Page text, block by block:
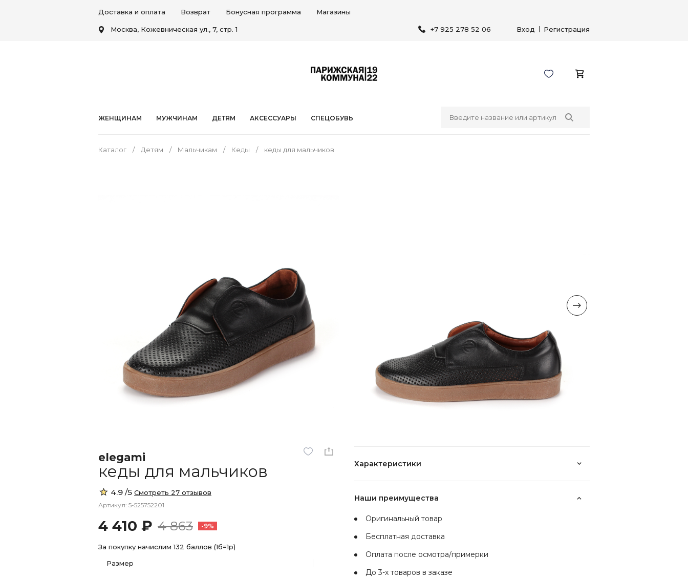
Доставка и оплата Возврат Бонусная программа Магазины
Москва, Кожевническая ул., 7, стр. 1 +7 925 278 52 06 Вход Регистрация
ЖЕНЩИНАМ МУЖЧИНАМ ДЕТЯМ АКСЕССУАРЫ СПЕЦОБУВЬ
Каталог Детям Мальчикам Кеды кеды для мальчиков
elegami
кеды для мальчиков
4.9 /5 Смотреть 27 отзывов
Артикул: 5-525752201
4 410 ₽ 4 863 -9%
За покупку начислим 132 баллов (1б=1р)
Размер
Характеристики
Наши преимущества
Оригинальный товар
Бесплатная доставка
Оплата после осмотра/примерки
До 3-х товаров в заказе